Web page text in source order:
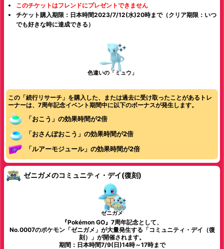
このチケットはフレンドにプレゼントできません
チケット購入期限：日本時間2023/7/12(水)20時まで（クリア期限：いつ
でも好きな時に達成できる）
色違いの「ミュウ」
この「続行リサーチ」を購入した、または過去に受け取ったことがあるトレ
ーナーは、7周年記念イベント期間中に以下のボーナスが発生します。
「おこう」の効果時間が2倍
「おさんぽおこう」の効果時間が2倍
「ルアーモジュール」の効果時間が2倍
ゼニガメのコミュニティ・デイ(復刻)
ゼニガメ
『Pokémon GO』7周年記念として、
No.0007のポケモン「ゼニガメ」が大量発生する「コミュニティ・デイ（復
刻）」が開催されます。
期間：日本時間7/9(日)14時～17時まで